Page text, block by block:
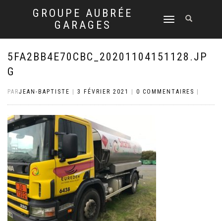
GROUPE AUBRÉE
GARAGES
DÉPLIER
NAVIGATION
5FA2BB4E70CBC_20201104151128.JP
G
PARJEAN-BAPTISTE 3 FÉVRIER 2021 0 COMMENTAIRES